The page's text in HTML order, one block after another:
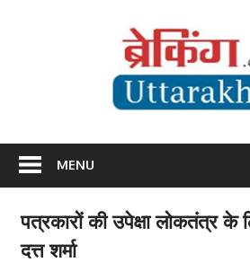
MENU
पत्रकारों की उपेक्षा लोकतंत्र के
दत्त शर्मा